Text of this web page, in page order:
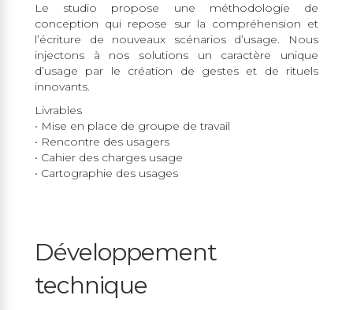
Le studio propose une méthodologie de
conception qui repose sur la compréhension et
l’écriture de nouveaux scénarios d’usage. Nous
injectons à nos solutions un caractère unique
d’usage par le création de gestes et de rituels
innovants.
Livrables
• Mise en place de groupe de travail
• Rencontre des usagers
• Cahier des charges usage
• Cartographie des usages
Développement
technique